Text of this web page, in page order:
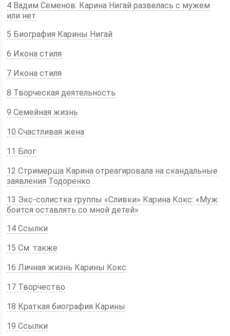
4 Вадим Семенов: Карина Нигай развелась с мужем
или нет
5 Биография Карины Нигай
6 Икона стиля
7 Икона стиля
8 Творческая деятельность
9 Семейная жизнь
10 Счастливая жена
11 Блог
12 Стримерша Карина отреагировала на скандальные
заявления Тодоренко
13 Экс-солистка группы «Сливки» Карина Кокс: «Муж
боится оставлять со мной детей»
14 Ссылки
15 См. также
16 Личная жизнь Карины Кокс
17 Творчество
18 Краткая биография Карины
19 Ссылки